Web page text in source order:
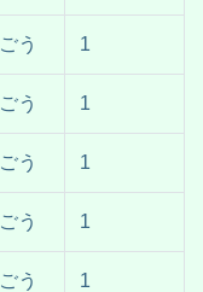
う 1
う 1
う 1
う 1
う 1